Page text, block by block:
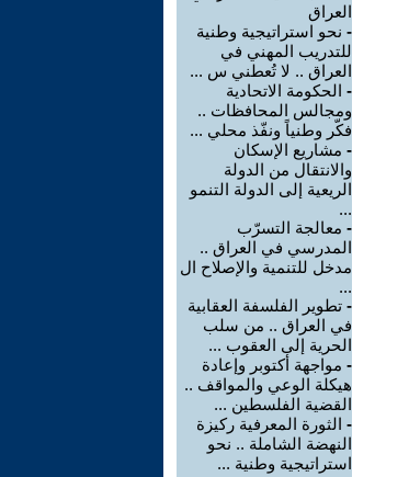
العراق
- نحو استراتيجية وطنية
للتدريب المهني في
العراق .. لا تُعطني س ...
- الحكومة الاتحادية
ومجالس المحافظات ..
فكّر وطنياً ونفّذ محلي ...
- مشاريع الإسكان
والانتقال من الدولة
الريعية إلى الدولة التنمو
...
- معالجة التسرّب
المدرسي في العراق ..
مدخل للتنمية والإصلاح ال
...
- تطوير الفلسفة العقابية
في العراق .. من سلب
الحرية إلى العقوب ...
- مواجهة أكتوبر وإعادة
هيكلة الوعي والمواقف ..
القضية الفلسطين ...
- الثورة المعرفية ركيزة
النهضة الشاملة .. نحو
استراتيجية وطنية ...